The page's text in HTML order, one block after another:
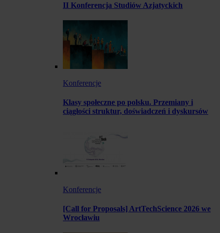
II Konferencja Studiów Azjatyckich
Konferencje
Klasy społeczne po polsku. Przemiany i
ciągłości struktur, doświadczeń i dyskursów
Konferencje
[Call for Proposals] ArtTechScience 2026 we
Wrocławiu